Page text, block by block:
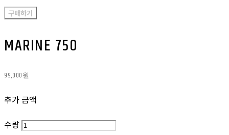
구매하기
MARINE 750
99,000원
추가 금액
수량